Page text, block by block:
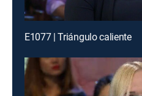
E1077 | Triángulo caliente